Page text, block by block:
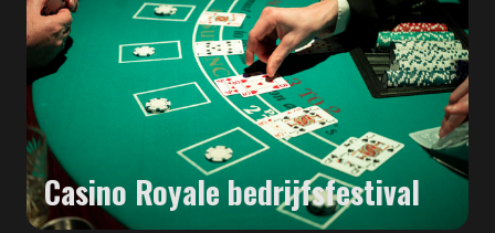
Casino Royale bedrijfsfestival